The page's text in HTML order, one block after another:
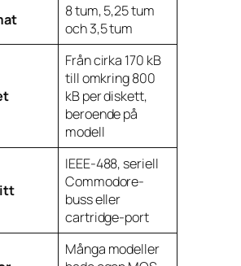
8 tum, 5,25 tum
och 3,5 tum
Från cirka 170 kB
till omkring 800
kB per diskett,
beroende på
modell
IEEE-488, seriell
Commodore-
buss eller
cartridge-port
Många modeller